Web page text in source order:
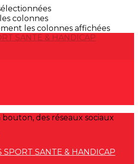
colonnes
les colonnes affichées
des réseaux sociaux